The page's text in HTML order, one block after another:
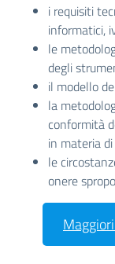
i requisiti
informatici,
le
degli
il modello
la
conformità
in materia
le
onere